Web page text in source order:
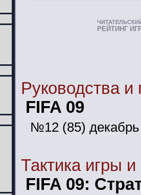
РЕЙТИНГ
Руководства
FIFA 09
№12 (85)
Тактика игры
FIFA 09: